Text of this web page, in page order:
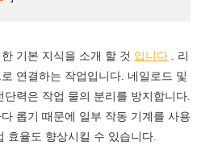
기본 지식을 소개 할 것 입니다 . 리
연결하는 작업입니다. 네일로드 및
단력은 작업 물의 분리를 방지합니다.
롭기 때문에 일부 작동 기계를 사용
효율도 향상시킬 수 있습니다.